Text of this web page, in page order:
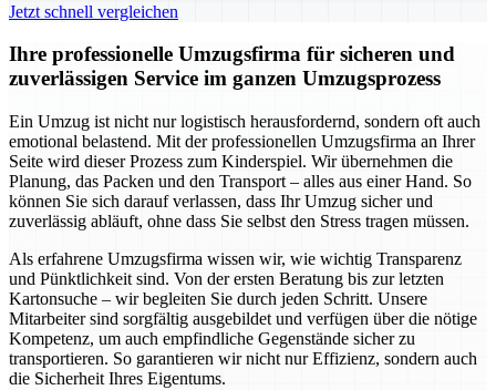
Jetzt schnell vergleichen
Ihre professionelle Umzugsfirma für sicheren und
zuverlässigen Service im ganzen Umzugsprozess
Ein Umzug ist nicht nur logistisch herausfordernd, sondern oft auch
emotional belastend. Mit der professionellen Umzugsfirma an Ihrer
Seite wird dieser Prozess zum Kinderspiel. Wir übernehmen die
Planung, das Packen und den Transport – alles aus einer Hand. So
können Sie sich darauf verlassen, dass Ihr Umzug sicher und
zuverlässig abläuft, ohne dass Sie selbst den Stress tragen müssen.
Als erfahrene Umzugsfirma wissen wir, wie wichtig Transparenz
und Pünktlichkeit sind. Von der ersten Beratung bis zur letzten
Kartonsuche – wir begleiten Sie durch jeden Schritt. Unsere
Mitarbeiter sind sorgfältig ausgebildet und verfügen über die nötige
Kompetenz, um auch empfindliche Gegenstände sicher zu
transportieren. So garantieren wir nicht nur Effizienz, sondern auch
die Sicherheit Ihres Eigentums.